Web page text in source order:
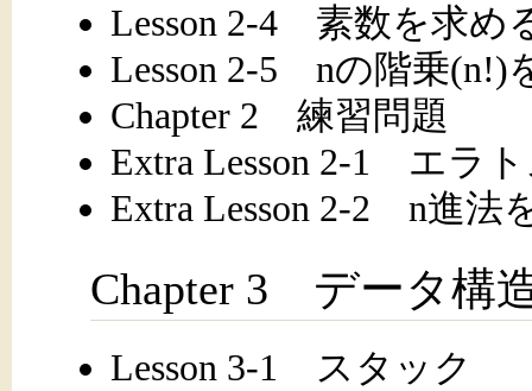
Lesson 2-4 素数を求め
Lesson 2-5 nの階乗(n!)
Chapter 2 練習問題
Extra Lesson 2-1 エラ
Extra Lesson 2-2 n進法
Chapter 3 データ構
Lesson 3-1 スタック